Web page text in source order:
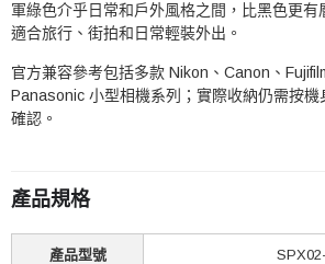
軍綠色介乎日常和戶外風格之間，比黑色更有
適合旅行、街拍和日常輕裝外出。
官方兼容參考包括多款 Nikon、Canon、
Panasonic 小型相機系列；實際收納仍需按
確認。
產品規格
產品型號